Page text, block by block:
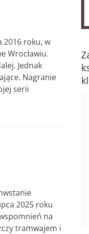
2016 roku, w
Wrocławiu.
Jednak
Nagranie
serii
2025 roku
na
tramwajem i